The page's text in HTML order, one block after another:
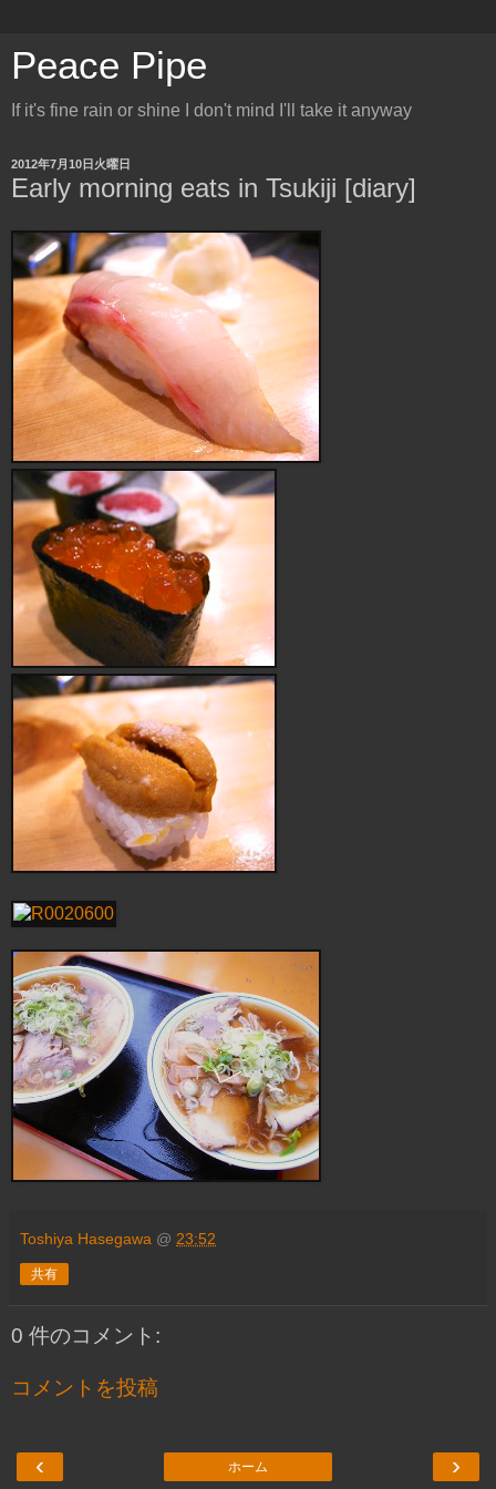
Peace Pipe
If it's fine rain or shine I don't mind I'll take it anyway
2012年7月10日火曜日
Early morning eats in Tsukiji [diary]
Toshiya Hasegawa @ 23:52
共有
0 件のコメント:
コメントを投稿
‹ ›
ホーム